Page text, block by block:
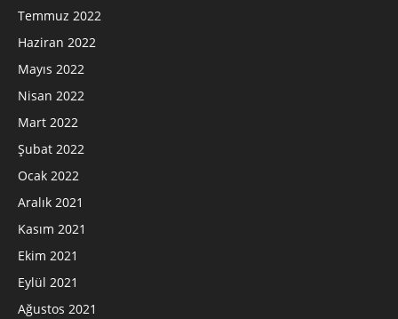
Temmuz 2022
Haziran 2022
Mayıs 2022
Nisan 2022
Mart 2022
Şubat 2022
Ocak 2022
Aralık 2021
Kasım 2021
Ekim 2021
Eylül 2021
Ağustos 2021